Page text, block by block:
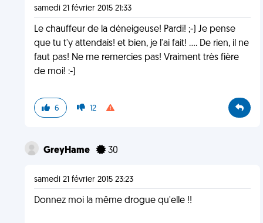
samedi 21 février 2015 21:33
Le chauffeur de la déneigeuse! Pardi! ;-) Je pense
que tu t'y attendais! et bien, je l'ai fait! .... De rien, il ne
faut pas! Ne me remercies pas! Vraiment très fière
de moi! :-)
6 12
GreyHame 30
samedi 21 février 2015 23:23
Donnez moi la même drogue qu'elle !!